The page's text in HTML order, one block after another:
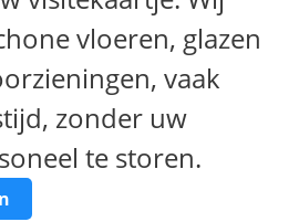
vloeren, glazen
vaak
zonder uw
te storen.